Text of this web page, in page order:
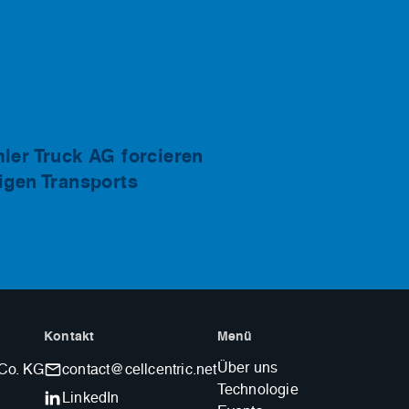
Truck AG forcieren
Transports
KG
Kontakt
contact@cellcentric.net
LinkedIn
Menü
Über uns
Technologie